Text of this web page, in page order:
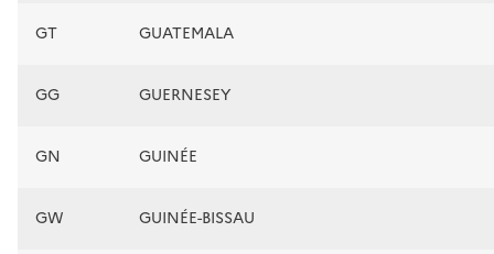
GT GUATEMALA
GG GUERNESEY
GN GUINÉE
GW GUINÉE-BISSAU